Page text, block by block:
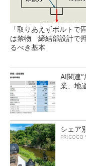
「取りあえずボルトで
は禁物 締結部設計で
るべき基本
AI関連
業、地
シェア
PR(COCO